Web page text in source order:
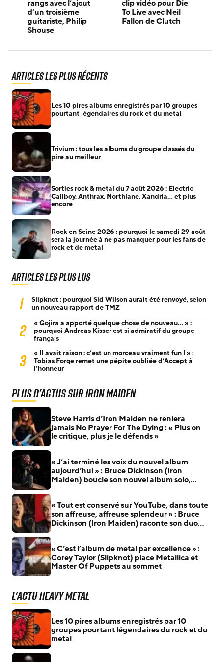
rangs avec l’ajout
d’un troisième
guitariste, Philip
Shouse
clip vidéo pour Die
To Live avec Neil
Fallon de Clutch
Articles les plus récents
Les 10 pires albums enregistrés par 10 groupes
pourtant légendaires du rock et du metal
Trivium : tous les albums du groupe classés du
pire au meilleur
Sorties rock & metal du 7 août 2026 : Electric
Callboy, Anthrax, Northlane, Xandria… et plus
encore
Rock en Seine 2026 : pourquoi le samedi 29 août
sera la journée à ne pas manquer pour les fans de
rock et de metal
Articles les plus lus
1
Slipknot : pourquoi Sid Wilson aurait été renvoyé, selon
un nouveau rapport de TMZ
2
« Gojira a apporté quelque chose de nouveau… » :
pourquoi Andreas Kisser est si admiratif du groupe
français
3
« Il avait raison : c’est un morceau vraiment fun ! » :
Tobias Forge remet une pépite oubliée d’Accept à
l’honneur
Plus d'actus sur Iron Maiden
Steve Harris d’Iron Maiden ne reniera
jamais No Prayer For The Dying : « Plus on
le critique, plus je le défends »
« J’ai terminé les voix du nouvel album
aujourd’hui » : Bruce Dickinson (Iron
Maiden) boucle son nouvel album solo,
« Tout est conservé sur YouTube, dans toute
son affreuse, affreuse splendeur » : Bruce
Dickinson (Iron Maiden) raconte son duo
« C’est l’album de metal par excellence » :
Corey Taylor (Slipknot) place Metallica et
Master Of Puppets au sommet
L'actu Heavy Metal
Les 10 pires albums enregistrés par 10
groupes pourtant légendaires du rock et du
metal